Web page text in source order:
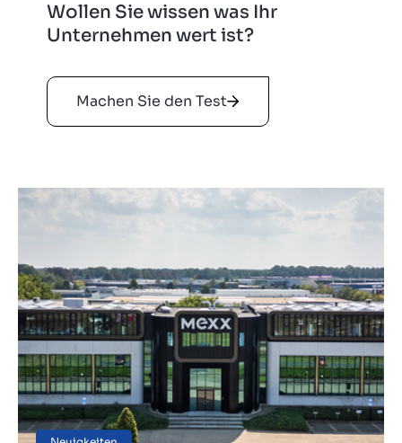
Wollen Sie wissen was Ihr
Unternehmen wert ist?
Machen Sie den Test